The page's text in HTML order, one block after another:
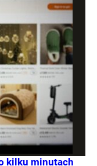
kilku minutach